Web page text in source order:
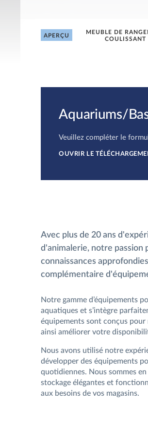
APERÇU
MEUBLE DE
COULISSANT
Aquariums/
Veuillez compléter le
OUVRIR LE
Avec plus de 20 ans
d'animalerie, notre passion
connaissances
complémentaire
Notre gamme d’équipements
aquatiques et s’intègre
équipements sont conçus pour
ainsi améliorer votre
Nous avons utilisé notre
développer des équipements
quotidiennes. Nous sommes
stockage élégantes et
aux besoins de vos magasins.